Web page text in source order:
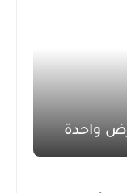
واحدة